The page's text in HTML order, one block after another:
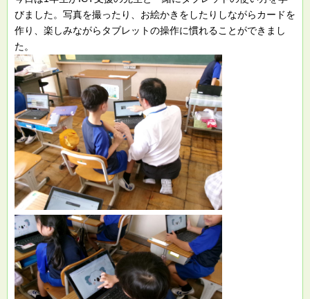
びました。写真を撮ったり、お絵かきをしたりしながらカードを
作り、楽しみながらタブレットの操作に慣れることができまし
た。